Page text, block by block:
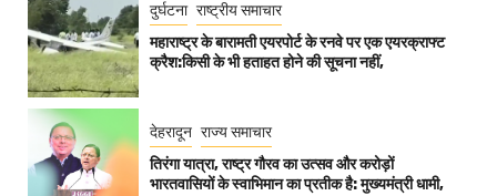
दुर्घटना राष्ट्रीय समाचार
महाराष्ट्र के बारामती एयरपोर्ट के रनवे पर एक एयरक्राफ्ट
क्रैश:किसी के भी हताहत होने की सूचना नहीं,
देहरादून राज्य समाचार
तिरंगा यात्रा, राष्ट्र गौरव का उत्सव और करोड़ों
भारतवासियों के स्वाभिमान का प्रतीक है: मुख्यमंत्री धामी,